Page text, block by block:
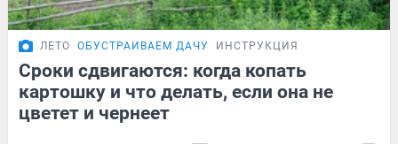
ЛЕТО ОБУСТРАИВАЕМ ДАЧУ ИНСТРУКЦИЯ
Сроки сдвигаются: когда копать
картошку и что делать, если она не
цветет и чернеет